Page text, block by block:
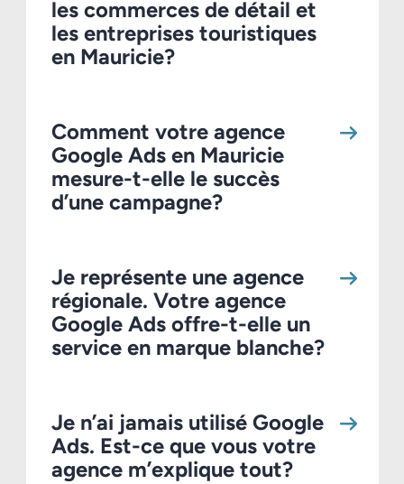
les commerces de détail et
les entreprises touristiques
en Mauricie?
Comment votre agence
Google Ads en Mauricie
mesure-t-elle le succès
d’une campagne?
Je représente une agence
régionale. Votre agence
Google Ads offre-t-elle un
service en marque blanche?
Je n’ai jamais utilisé Google
Ads. Est-ce que vous votre
agence m’explique tout?